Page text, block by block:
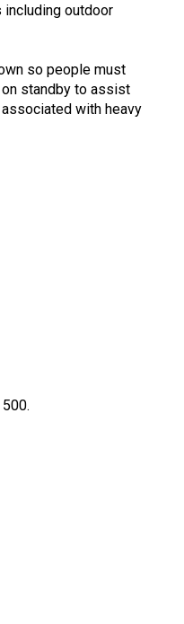
outdoor
so people must
standby to assist
with heavy